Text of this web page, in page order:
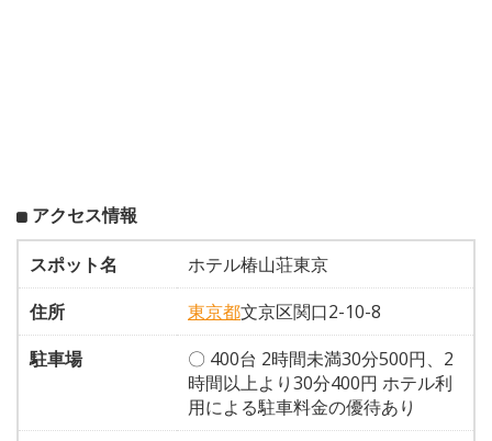
アクセス情報
スポット名
ホテル椿山荘東京
住所
東京都文京区関口2-10-8
駐車場
〇 400台 2時間未満30分500円、2
時間以上より30分400円 ホテル利
用による駐車料金の優待あり